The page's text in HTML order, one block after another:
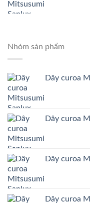
Nhóm sản phẩm
Dây curoa
Dây curoa
Dây curoa
Dây curoa